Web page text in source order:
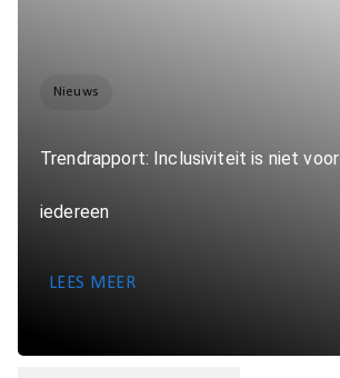
Nieuws
Trendrapport: Inclusiviteit is niet voor
iedereen
LEES MEER